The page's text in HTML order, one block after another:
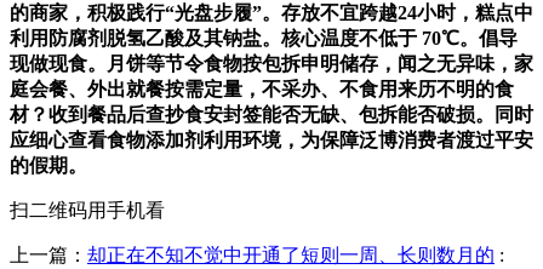
的商家，积极践行“光盘步履”。存放不宜跨越24小时，糕点中
利用防腐剂脱氢乙酸及其钠盐。核心温度不低于 70℃。倡导
现做现食。月饼等节令食物按包拆申明储存，闻之无异味，家
庭会餐、外出就餐按需定量，不采办、不食用来历不明的食
材？收到餐品后查抄食安封签能否无缺、包拆能否破损。同时
应细心查看食物添加剂利用环境，为保障泛博消费者渡过平安
的假期。
扫二维码用手机看
上一篇： 却正在不知不觉中开通了短则一周、长则数月的 :